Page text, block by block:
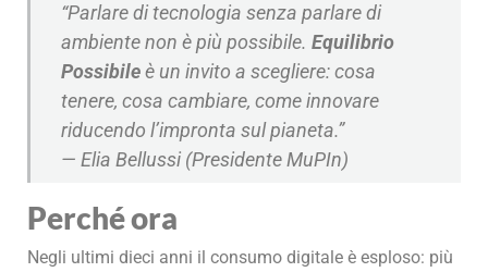
“Parlare di tecnologia senza parlare di
ambiente non è più possibile. Equilibrio
Possibileè un invito a scegliere: cosa
tenere, cosa cambiare, come innovare
riducendo l’impronta sul pianeta.”
— Elia Bellussi (Presidente MuPIn)
Perché ora
Negli ultimi dieci anni il consumo digitale è esploso: più